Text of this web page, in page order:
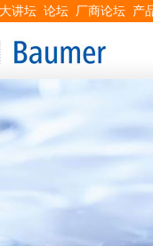
大讲坛 论坛 厂商论坛 产